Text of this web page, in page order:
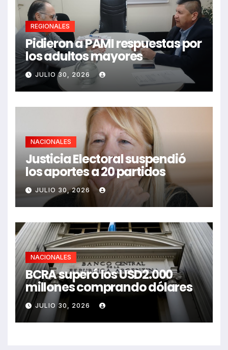
REGIONALES
Pidieron a PAMI respuestas por
los adultos mayores
JULIO 30, 2026
NACIONALES
Justicia Electoral suspendió
los aportes a 20 partidos
JULIO 30, 2026
NACIONALES
BCRA superó los USD2.000
millones comprando dólares
JULIO 30, 2026